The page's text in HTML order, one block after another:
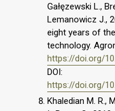
Gałęzewski L.,
Lemanowicz J.,
eight years of
technology.
https://doi.org/
DOI:
https://doi.org/
Khaledian M. R.,